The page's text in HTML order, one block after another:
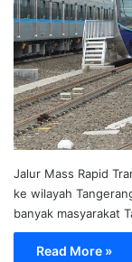
Jalur Mass Rapid
ke wilayah
banyak masyarakat
Read More »